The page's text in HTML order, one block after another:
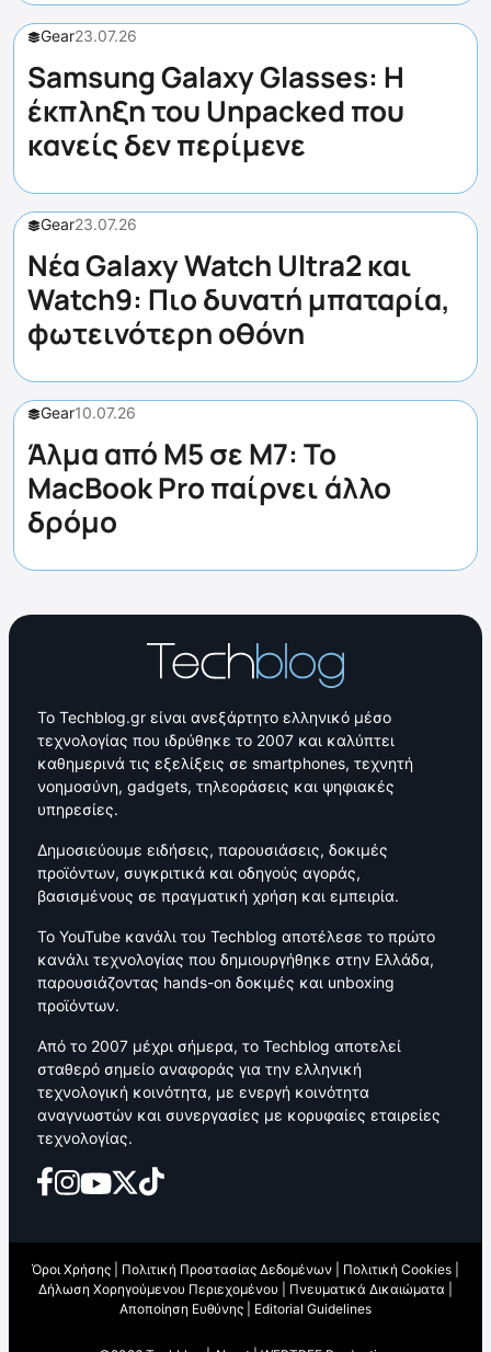
Gear23.07.26
Samsung Galaxy Glasses: Η
έκπληξη του Unpacked που
κανείς δεν περίμενε
Gear23.07.26
Νέα Galaxy Watch Ultra2 και
Watch9: Πιο δυνατή μπαταρία,
φωτεινότερη οθόνη
Gear10.07.26
Άλμα από M5 σε M7: Το
MacBook Pro παίρνει άλλο
δρόμο
Το Techblog.gr είναι ανεξάρτητο ελληνικό μέσο
τεχνολογίας που ιδρύθηκε το 2007 και καλύπτει
καθημερινά τις εξελίξεις σε smartphones, τεχνητή
νοημοσύνη, gadgets, τηλεοράσεις και ψηφιακές
υπηρεσίες.
Δημοσιεύουμε ειδήσεις, παρουσιάσεις, δοκιμές
προϊόντων, συγκριτικά και οδηγούς αγοράς,
βασισμένους σε πραγματική χρήση και εμπειρία.
Το YouTube κανάλι του Techblog αποτέλεσε το πρώτο
κανάλι τεχνολογίας που δημιουργήθηκε στην Ελλάδα,
παρουσιάζοντας hands-on δοκιμές και unboxing
προϊόντων.
Από το 2007 μέχρι σήμερα, το Techblog αποτελεί
σταθερό σημείο αναφοράς για την ελληνική
τεχνολογική κοινότητα, με ενεργή κοινότητα
αναγνωστών και συνεργασίες με κορυφαίες εταιρείες
τεχνολογίας.
Όροι Χρήσης Πολιτική Προστασίας Δεδομένων Πολιτική Cookies
Δήλωση Χορηγούμενου Περιεχομένου
Πνευματικά Δικαιώματα
Αποποίηση Ευθύνης
Editorial Guidelines